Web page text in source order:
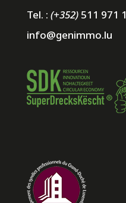
Tel. : (+352)511 971 1
info@genimmo.lu